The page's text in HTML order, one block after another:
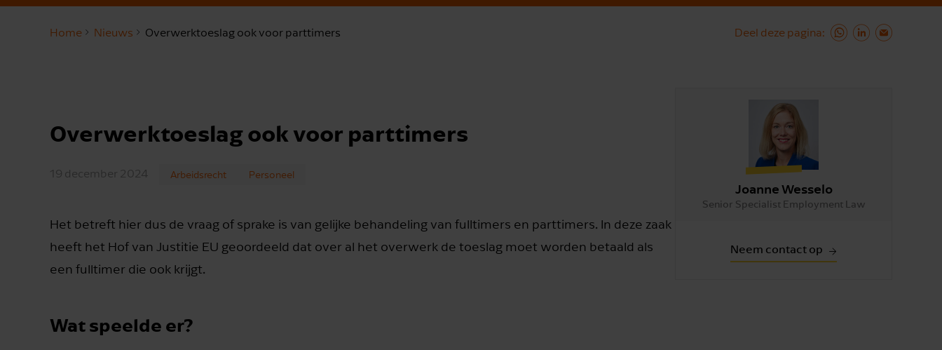
Home Nieuws Overwerktoeslag ook voor parttimers Deel deze pagina
Overwerktoeslag ook voor parttimers
19 december 2024 Arbeidsrecht Personeel
Het betreft hier dus de vraag of sprake is van gelijke behandeling van fulltimers en parttimers. In deze zaak
heeft het Hof van Justitie EU geoordeeld dat over al het overwerk de toeslag moet worden betaald als
een fulltimer die ook krijgt.
Wat speelde er?
Joanne Wesselo
Senior Specialist Employment Law
Neem contact op